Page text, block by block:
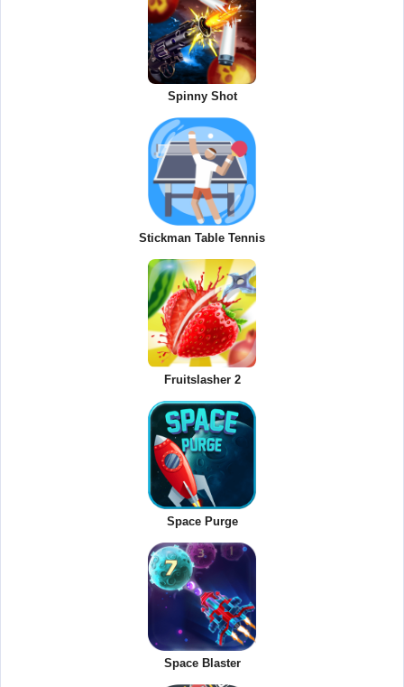
Spinny Shot
Stickman Table Tennis
Fruitslasher 2
Space Purge
Space Blaster